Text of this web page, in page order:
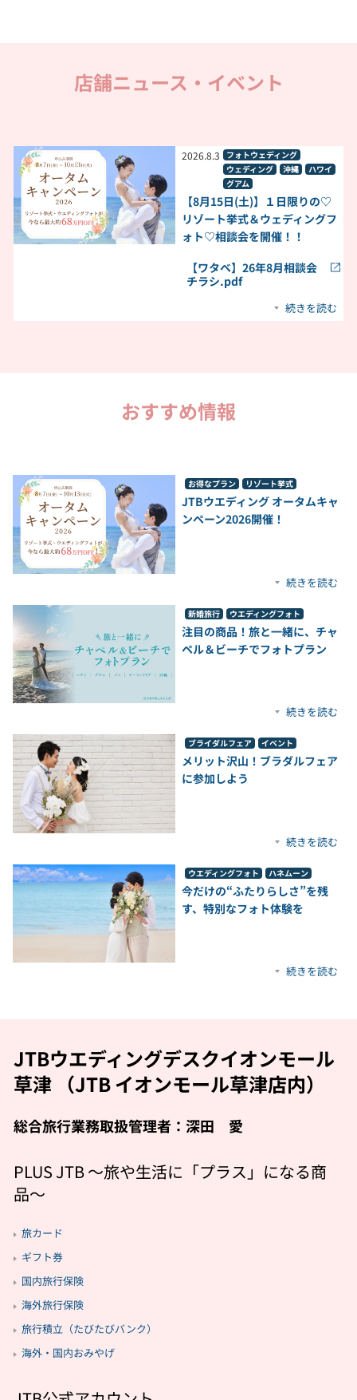
店舗ニュース・イベント
2026.8.3
フォトウェディング
ウェディング
沖縄
ハワイ
グアム
【8月15日(土)】１日限りの♡
リゾート挙式＆ウェディングフ
ォト♡相談会を開催！！
【ワタベ】26年8月相談会
チラシ.pdf
続きを読む
おすすめ情報
お得なプラン リゾート挙式
JTBウエディング オータムキャ
ンペーン2026開催！​
続きを読む
新婚旅行 ウエディングフォト
注目の商品！旅と一緒に、チャ
ペル＆ビーチでフォトプラン
続きを読む
ブライダルフェア イベント
メリット沢山！ブラダルフェア
に参加しよう
続きを読む
ウエディングフォト ハネムーン
今だけの“ふたりらしさ”を残
す、特別なフォト体験を
続きを読む
JTBウエディングデスクイオンモール
草津 （JTB イオンモール草津店内）
総合旅行業務取扱管理者：深田 愛
PLUS JTB 〜旅や生活に「プラス」になる商
品〜
旅カード
ギフト券
国内旅行保険
海外旅行保険
旅行積立（たびたびバンク）
海外・国内おみやげ